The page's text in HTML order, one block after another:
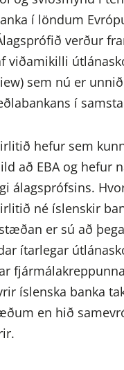
í löndum
verður
viðamikilli
sem nú er
í
hefur sem
að EBA og hefur
álagsprófsins.
né íslenskir
er sú að
ítarlegar
íslenska banka
en hið